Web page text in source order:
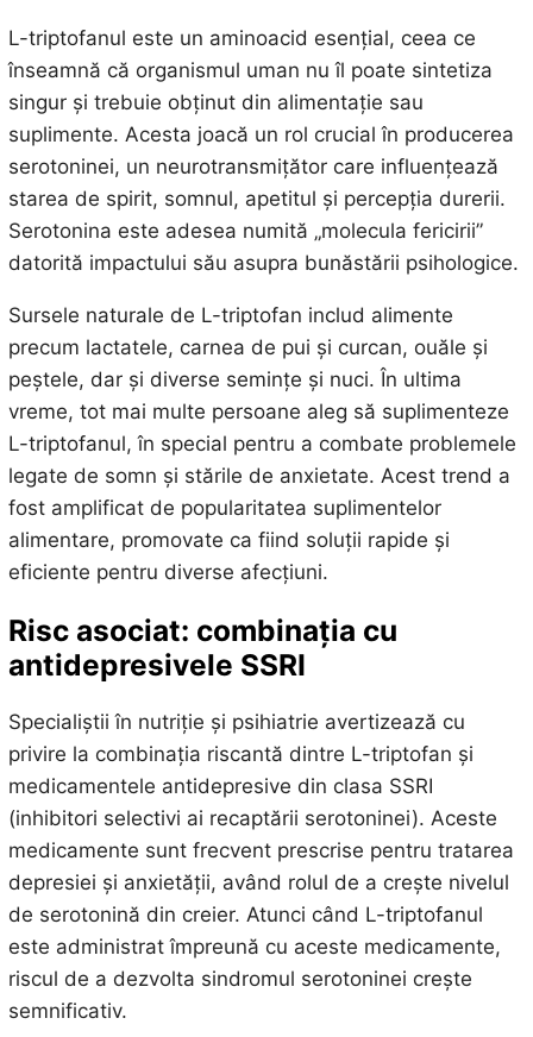
L-triptofanul este un aminoacid esențial, ceea ce
înseamnă că organismul uman nu îl poate sintetiza
singur și trebuie obținut din alimentație sau
suplimente. Acesta joacă un rol crucial în producerea
serotoninei, un neurotransmițător care influențează
starea de spirit, somnul, apetitul și percepția durerii.
Serotonina este adesea numită „molecula fericirii”
datorită impactului său asupra bunăstării psihologice.
Sursele naturale de L-triptofan includ alimente
precum lactatele, carnea de pui și curcan, ouăle și
peștele, dar și diverse semințe și nuci. În ultima
vreme, tot mai multe persoane aleg să suplimenteze
L-triptofanul, în special pentru a combate problemele
legate de somn și stările de anxietate. Acest trend a
fost amplificat de popularitatea suplimentelor
alimentare, promovate ca fiind soluții rapide și
eficiente pentru diverse afecțiuni.
Risc asociat: combinația cu
antidepresivele SSRI
Specialiștii în nutriție și psihiatrie avertizează cu
privire la combinația riscantă dintre L-triptofan și
medicamentele antidepresive din clasa SSRI
(inhibitori selectivi ai recaptării serotoninei). Aceste
medicamente sunt frecvent prescrise pentru tratarea
depresiei și anxietății, având rolul de a crește nivelul
de serotonină din creier. Atunci când L-triptofanul
este administrat împreună cu aceste medicamente,
riscul de a dezvolta sindromul serotoninei crește
semnificativ.